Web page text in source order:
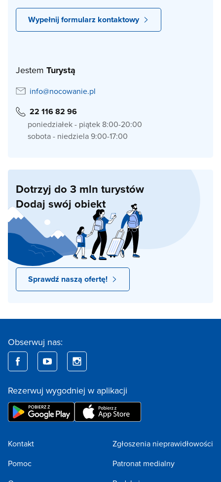
Wypełnij formularz kontaktowy
Jestem Turystą
info@nocowanie.pl
22 116 82 96
poniedziałek - piątek 8:00-20:00
sobota - niedziela 9:00-17:00
Dotrzyj do 3 mln turystów
Dodaj swój obiekt
Sprawdź naszą ofertę!
Obserwuj nas:
Rezerwuj wygodniej w aplikacji
Kontakt
Pomoc
Zgłoszenia nieprawidłowości
Patronat medialny